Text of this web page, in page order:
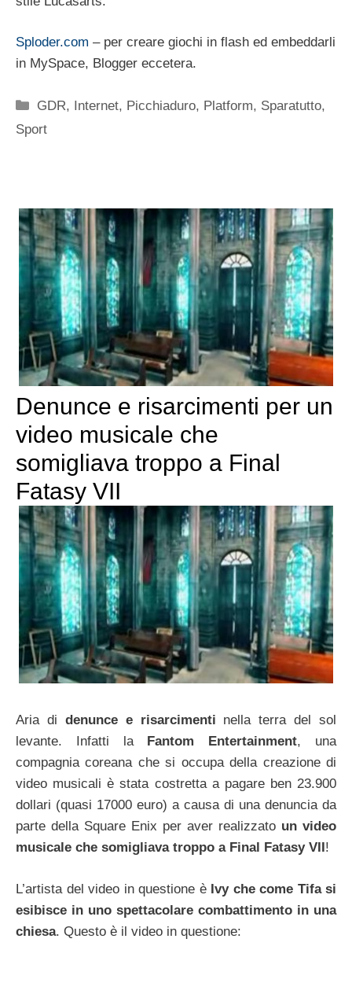
Sploder.com – per creare giochi in flash ed embeddarli
in MySpace, Blogger eccetera.
Categorie
GDR, Internet, Picchiaduro, Platform, Sparatutto,
Sport
Denunce e risarcimenti per un
video musicale che
somigliava troppo a Final
Fatasy VII
Aria di denunce e risarcimenti nella terra del sol
levante. Infatti la Fantom Entertainment, una
compagnia coreana che si occupa della creazione di
video musicali è stata costretta a pagare ben 23.900
dollari (quasi 17000 euro) a causa di una denuncia da
parte della Square Enix per aver realizzato un video
musicale che somigliava troppo a Final Fatasy VII!
L’artista del video in questione è Ivy che come Tifa si
esibisce in uno spettacolare combattimento in una
chiesa. Questo è il video in questione: